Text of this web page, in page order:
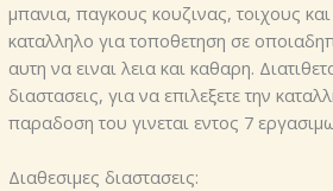
μπανια, παγκους κουζινας, τοιχους και
καταλληλο για τοποθετηση σε
αυτη να ειναι λεια και καθαρη.
διαστασεις, για να επιλεξετε την
παραδοση του γινεται εντος 7
Διαθεσιμες διαστασεις: